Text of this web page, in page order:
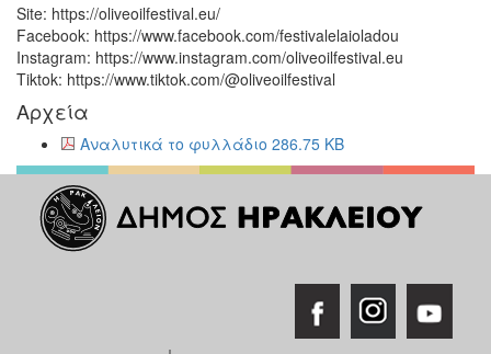
Site: https://oliveoilfestival.eu/
Facebook: https://www.facebook.com/festivalelaioladou
Instagram: https://www.instagram.com/oliveoilfestival.eu
Tiktok: https://www.tiktok.com/@oliveoilfestival
Αρχεία
Αναλυτικά το φυλλάδιο 286.75 KB